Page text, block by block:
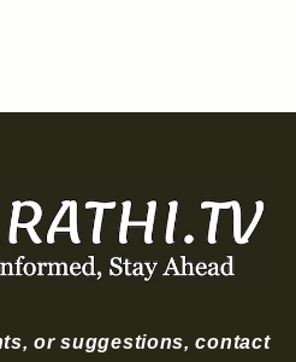
or suggestions, contact